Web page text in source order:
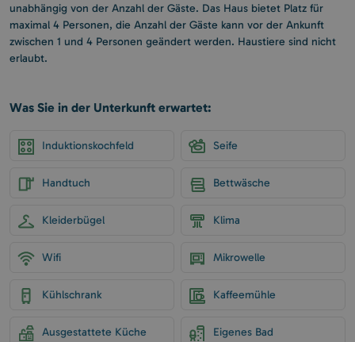
unabhängig von der Anzahl der Gäste. Das Haus bietet Platz für
maximal 4 Personen, die Anzahl der Gäste kann vor der Ankunft
zwischen 1 und 4 Personen geändert werden. Haustiere sind nicht
erlaubt.
Was Sie in der Unterkunft erwartet:
Induktionskochfeld Seife
Handtuch Bettwäsche
Kleiderbügel Klima
Wifi Mikrowelle
Kühlschrank Kaffeemühle
Ausgestattete Küche Eigenes Bad